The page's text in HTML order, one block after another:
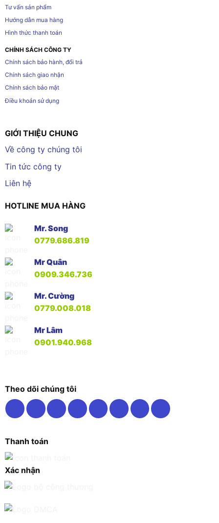
Tư vấn sản phẩm
Hướng dẫn mua hàng
Hình thức thanh toán
CHÍNH SÁCH CÔNG TY
Chính sách bảo hành, đổi trả
Chính sách giao nhận
Chính sách bảo mật
Điều khoản sử dụng
GIỚI THIỆU CHUNG
Về công ty chúng tôi
Tin tức công ty
Liên hệ
HOTLINE MUA HÀNG
Mr. Song
0779.686.819
Mr Quân
0909.346.736
Mr. Cường
0779.008.018
Mr Lâm
0901.940.968
Theo dõi chúng tôi
Thanh toán
Xác nhận